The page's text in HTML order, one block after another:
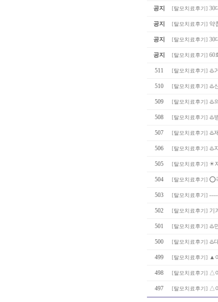
공지 [탈모치료후기 ] 30
공지 [탈모치료후기 ] 약
공지 [탈모치료후기 ] 30
공지 [탈모치료후기 ] 60
511 [탈모치료후기 ] ♨️
510 [탈모치료후기 ] ♨️
509 [탈모치료후기 ] ♨️
508 [탈모치료후기 ] ♨️
507 [탈모치료후기 ] ♨️
506 [탈모치료후기 ] ♨️
505 [탈모치료후기 ] ☀
504 [탈모치료후기 ] ⭕️
503 [탈모치료후기 ]
502 [탈모치료후기 ] 기
501 [탈모치료후기 ] ♨️
500 [탈모치료후기 ] ♨️
499 [탈모치료후기 ] ▲
498 [탈모치료후기 ] △
497 [탈모치료후기 ] △